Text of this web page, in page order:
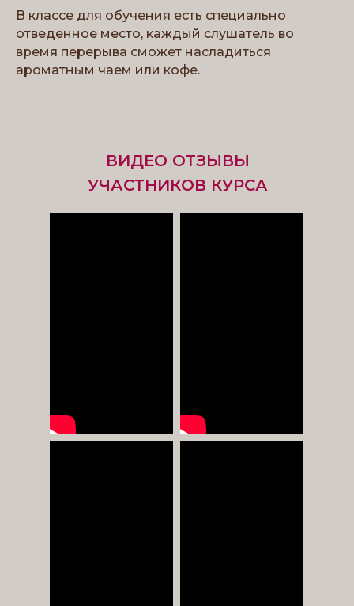
В классе для обучения есть специально
отведенное место, каждый слушатель во
время перерыва сможет насладиться
ароматным чаем или кофе.
ВИДЕО ОТЗЫВЫ
УЧАСТНИКОВ КУРСА